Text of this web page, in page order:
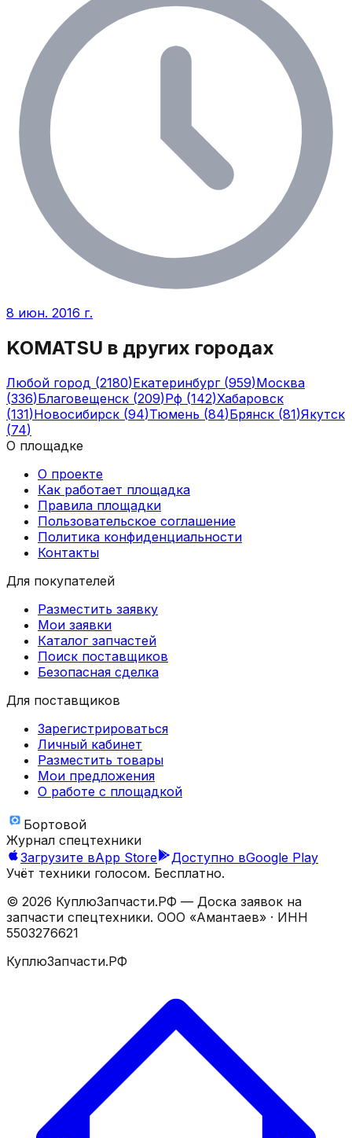
8 июн. 2016 г.
KOMATSU в других городах
Любой город (2180)Екатеринбург(959)Москва
(336)Благовещенск (209)Рф (142)Хабаровск
(131)Новосибирск (94)Тюмень (84)Брянск (81)Якутск
(74)
О площадке
О проекте
Как работает площадка
Правила площадки
Пользовательское соглашение
Политика конфиденциальности
Контакты
Для покупателей
Разместить заявку
Мои заявки
Каталог запчастей
Поиск поставщиков
Безопасная сделка
Для поставщиков
Зарегистрироваться
Личный кабинет
Разместить товары
Мои предложения
О работе с площадкой
Бортовой
Журнал спецтехники
Загрузите вApp Store Доступно вGoogle Play
Учёт техники голосом. Бесплатно.
© 2026 КуплюЗапчасти.РФ — Доска заявок на
запчасти спецтехники. ООО «Амантаев» · ИНН
5503276621
КуплюЗапчасти.РФ